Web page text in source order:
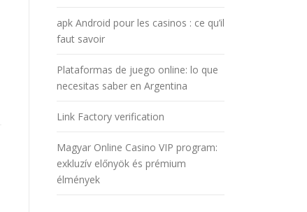
apk Android pour les casinos : ce qu’il
faut savoir
Plataformas de juego online: lo que
necesitas saber en Argentina
Link Factory verification
Magyar Online Casino VIP program:
exkluzív előnyök és prémium
élmények